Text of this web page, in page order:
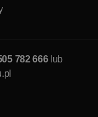
782 666lub